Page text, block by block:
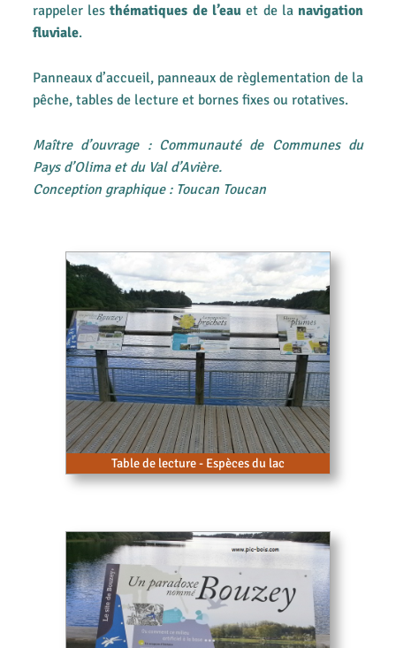
rappeler lesthématiques de l’eau et de la navigation
fluviale.
Panneaux d’accueil, panneaux de règlementation de la
pêche, tables de lecture et bornes fixes ou rotatives.
Maître d’ouvrage : Communauté de Communes du
Pays d’Olima et du Val d’Avière.
Conception graphique : Toucan Toucan
Table de lecture - Espèces du lac